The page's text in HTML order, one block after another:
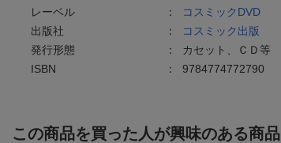
レーベル
：
コスミックDVD
出版社
：
コスミック出版
発行形態
：
カセット、ＣＤ等
ISBN
： 9784774772790
この商品を買った人が興味のある商品